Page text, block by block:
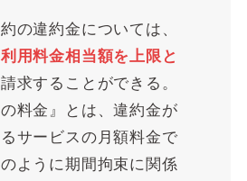
の違約金については、
用料金相当額を上限と
求することができる。
の料金』とは、違約金が
サービスの月額料金で
ように期間拘束に関係